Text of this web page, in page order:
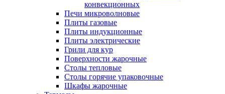
конвекционных
Печи микроволновые
Плиты газовые
Плиты индукционные
Плиты электрические
Грили для кур
Поверхности жарочные
Столы тепловые
Столы горячие упаковочные
Шкафы жарочные